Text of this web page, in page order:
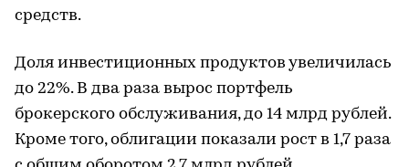
средств.
Доля инвестиционных продуктов увеличилась
до 22%. В два раза вырос портфель
брокерского обслуживания, до 14 млрд рублей.
Кроме того, облигации показали рост в 1,7 раза